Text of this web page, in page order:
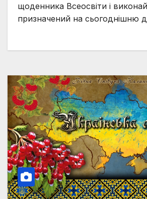
щоденника Всеосвіти і
призначений на сьогоднішню